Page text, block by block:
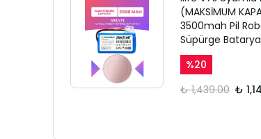
(MAKSİMUM
3500mah Pil
Süpürge
%20
₺ 1,439.00 ₺